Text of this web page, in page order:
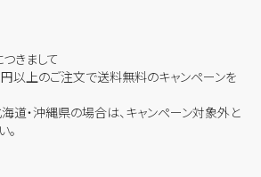
きまして
以上のご注文で送料無料のキャンペーンを
道・沖縄県の場合は、キャンペーン対象外と
。